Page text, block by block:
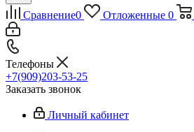
Сравнение0 Отложенные 0
Телефоны
+7(909)203-53-25
Заказать звонок
Личный кабинет